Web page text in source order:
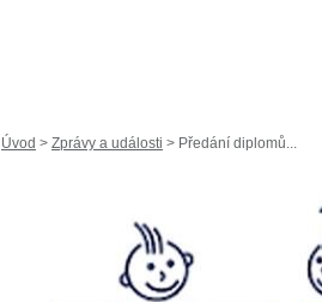
Úvod > Zprávy a události > Předání diplomů...